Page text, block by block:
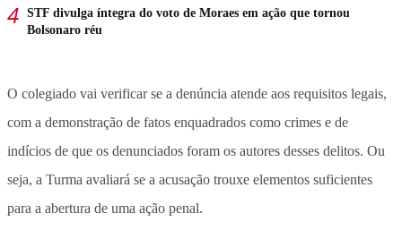
STF divulga íntegra do voto de Moraes em ação que tornou
Bolsonaro réu
O colegiado vai verificar se a denúncia atende aos requisitos legais,
com a demonstração de fatos enquadrados como crimes e de
indícios de que os denunciados foram os autores desses delitos. Ou
seja, a Turma avaliará se a acusação trouxe elementos suficientes
para a abertura de uma ação penal.